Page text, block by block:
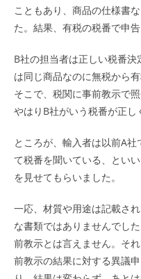
こともあり、商品の仕様書
た。結果、有税の税番で申
B社の担当者は正しい税番
は同じ商品なのに無税から
そこで、税関に事前教示で
やはりB社がいう税番が正し
ところが、輸入者は以前A
て税番を聞いている、とい
を見せてもらいました。
一応、材質や用途は記載さ
な書類ではありませんでし
前教示とは言えません。そ
前教示の結果に対する異議